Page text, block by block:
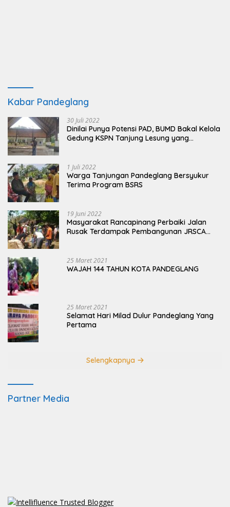
Kabar Pandeglang
30 Juli 2022
Dinilai Punya Potensi PAD, BUMD Bakal Kelola
Gedung KSPN Tanjung Lesung yang
1 Juli 2022
Warga Tanjungan Pandeglang Bersyukur
Terima Program BSRS
19 Juni 2022
Masyarakat Rancapinang Perbaiki Jalan
Rusak Terdampak Pembangunan JRSCA
25 Maret 2021
WAJAH 144 TAHUN KOTA PANDEGLANG
25 Maret 2021
Selamat Hari Milad Dulur Pandeglang Yang
Pertama
Selengkapnya
Partner Media